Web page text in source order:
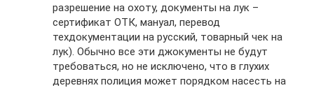
разрешение на охоту, документы на лук –
сертификат ОТК, мануал, перевод
техдокументации на русский, товарный чек на
лук). Обычно все эти джокументы не будут
требоваться, но не исключено, что в глухих
деревнях полиция может порядком насесть на